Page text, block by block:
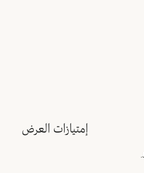
إمتيازات العرض